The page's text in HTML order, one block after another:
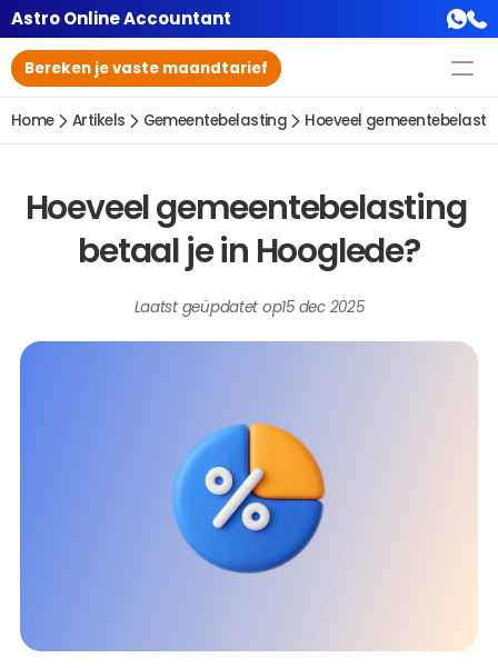
Astro Online Accountant
Bereken je vaste maandtarief
Home Artikels Gemeentebelasting Hoeveel
Hoeveel gemeentebelasting
betaal je in Hooglede?
Laatst geüpdatet op15 dec 2025